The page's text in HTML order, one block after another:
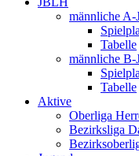
männliche A-
Tabelle
männliche B-
Tabelle
Aktive
Oberliga
Bezirksliga